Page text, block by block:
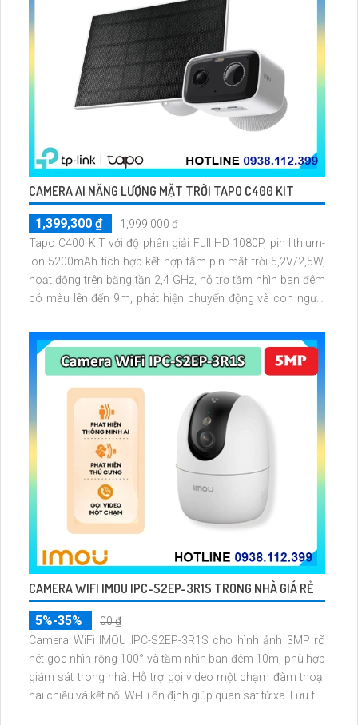
CAMERA AI NĂNG LƯỢNG MẶT TRỜI TAPO C400 KIT
1,399,300 ₫
1,999,000 ₫
Tapo C400 KIT với độ phân giải Full HD 1080P, pin lithium-
ion 5200mAh tích hợp kết hợp tấm pin mặt trời 5,2V/2,5W,
hoạt động trên băng tần 2,4 GHz, hỗ trợ tầm nhìn ban đêm
có màu lên đến 9m, phát hiện chuyển động và con người
512GB
CAMERA WIFI IMOU IPC-S2EP-3R1S TRONG NHÀ GIÁ RẺ
5%-35%
00 ₫
Camera WiFi IMOU IPC-S2EP-3R1S cho hình ảnh 3MP rõ
nét góc nhìn rộng 100° và tầm nhìn ban đêm 10m, phù hợp
giám sát trong nhà. Hỗ trợ gọi video một chạm đàm thoại
hai chiều và kết nối Wi-Fi ổn định giúp quan sát từ xa. Lưu trữ